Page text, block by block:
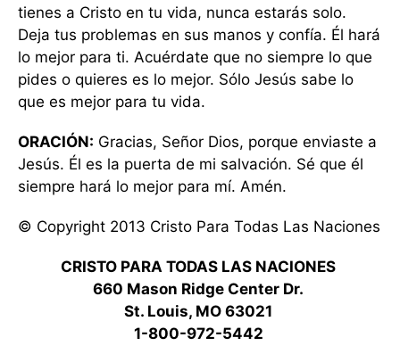
tienes a Cristo en tu vida, nunca estarás solo.
Deja tus problemas en sus manos y confía. Él hará
lo mejor para ti. Acuérdate que no siempre lo que
pides o quieres es lo mejor. Sólo Jesús sabe lo
que es mejor para tu vida.
ORACIÓN: Gracias, Señor Dios, porque enviaste a
Jesús. Él es la puerta de mi salvación. Sé que él
siempre hará lo mejor para mí. Amén.
© Copyright 2013 Cristo Para Todas Las Naciones
CRISTO PARA TODAS LAS NACIONES
660 Mason Ridge Center Dr.
St. Louis, MO 63021
1-800-972-5442